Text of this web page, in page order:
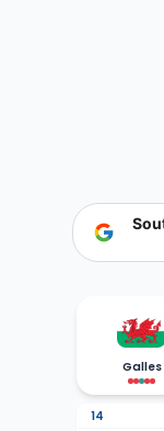
Galles
14